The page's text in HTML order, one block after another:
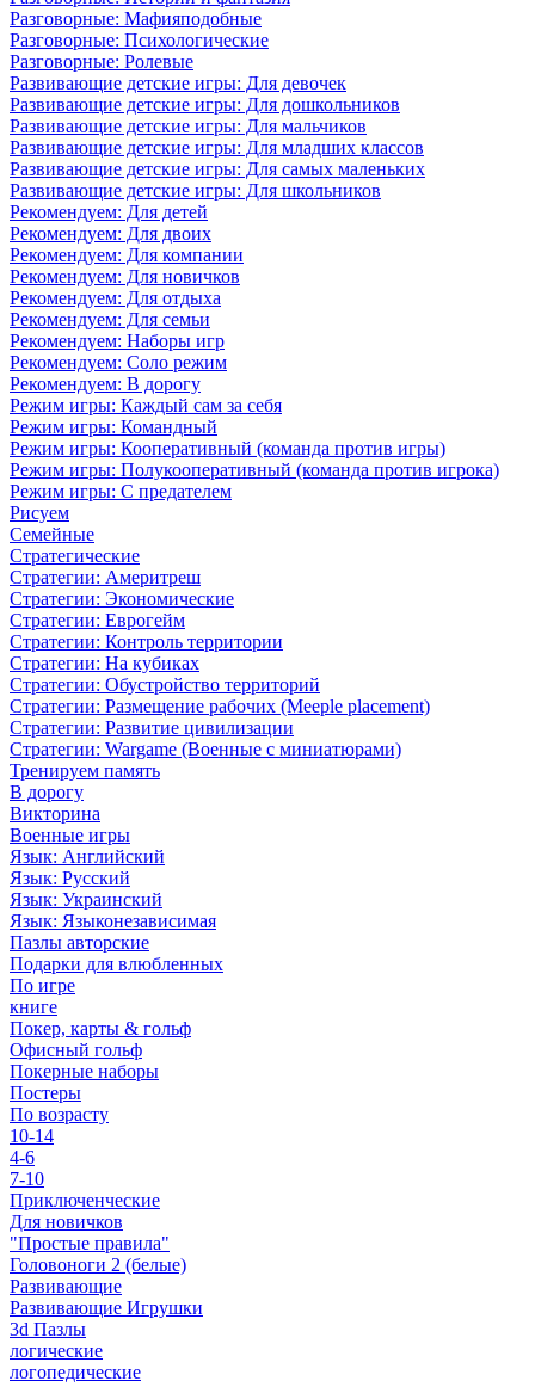
Разговорные: Мафияподобные
Разговорные: Психологические
Разговорные: Ролевые
Развивающие детские игры: Для девочек
Развивающие детские игры: Для дошкольников
Развивающие детские игры: Для мальчиков
Развивающие детские игры: Для младших классов
Развивающие детские игры: Для самых маленьких
Развивающие детские игры: Для школьников
Рекомендуем: Для детей
Рекомендуем: Для двоих
Рекомендуем: Для компании
Рекомендуем: Для новичков
Рекомендуем: Для отдыха
Рекомендуем: Для семьи
Рекомендуем: Наборы игр
Рекомендуем: Соло режим
Рекомендуем: В дорогу
Режим игры: Каждый сам за себя
Режим игры: Командный
Режим игры: Кооперативный (команда против игры)
Режим игры: Полукооперативный (команда против игрока)
Режим игры: С предателем
Рисуем
Семейные
Стратегические
Стратегии: Америтреш
Стратегии: Экономические
Стратегии: Еврогейм
Стратегии: Контроль территории
Стратегии: На кубиках
Стратегии: Обустройство территорий
Стратегии: Размещение рабочих (Meeple placement)
Стратегии: Развитие цивилизации
Стратегии: Wargame (Военные с миниатюрами)
Тренируем память
В дорогу
Викторина
Военные игры
Язык: Английский
Язык: Русский
Язык: Украинский
Язык: Языконезависимая
Пазлы авторские
Подарки для влюбленных
По игре
книге
Покер, карты & гольф
Офисный гольф
Покерные наборы
Постеры
По возрасту
10-14
4-6
7-10
Приключенческие
Для новичков
"Простые правила"
Головоноги 2 (белые)
Развивающие
Развивающие Игрушки
3d Пазлы
логические
логопедические